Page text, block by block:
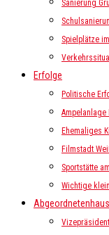
Sanierung
Spielplätze
Erfolge
Politische
Ampelanlage
Ehemaliges
Filmstadt
Sportstätte
Wichtige
Abgeordnetenhaus